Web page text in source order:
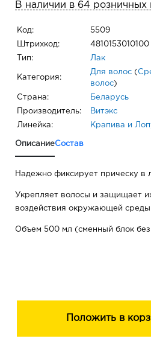
В наличии в 64 розничных
Код: 5509
Штрихкод: 4810153010100
Тип: Лак
Категория:
Для волос (
волос)
Страна: Беларусь
Производитель: Витэкс
Линейка: Крапива и
ОписаниеСостав
Надежно фиксирует прическу в
Укрепляет волосы и защищает
воздействия окружающей
Объем 500 мл (сменный блок
Положить в